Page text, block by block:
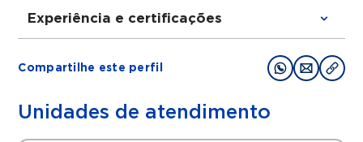
Experiência e certificações
Medicina de Petrópolis-Fundação Artur Sá
Compartilhe este perfil
Unidades de atendimento